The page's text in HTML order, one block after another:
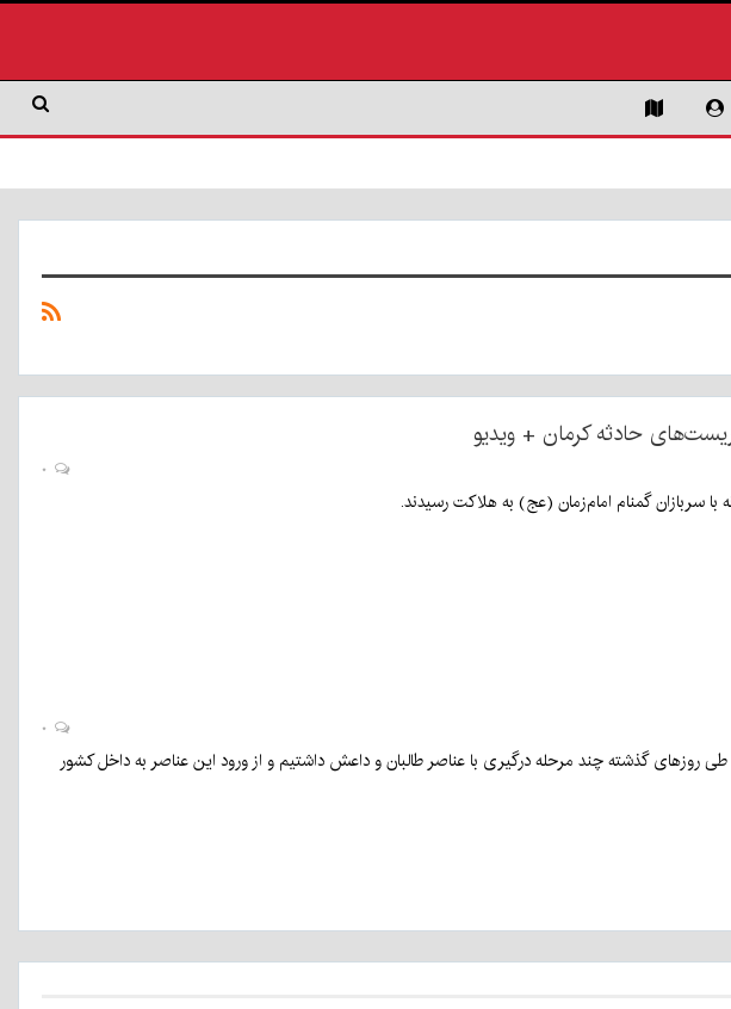
حادثه کرمان + ویدیو
سربازان گمنام امام‌زمان (عج) به هلاکت رسیدند.
روزهای گذشته چند مرحله درگیری با عناصر طالبان و داعش داشتیم و از ورود این عناصر به داخل کشور